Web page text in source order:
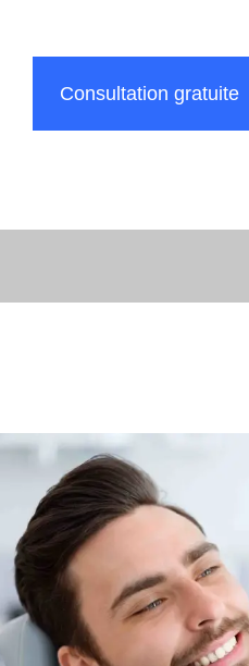
Consultation gratuite